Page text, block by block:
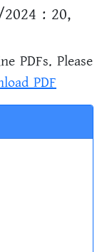
2024 : 20,
PDFs. Please
PDF